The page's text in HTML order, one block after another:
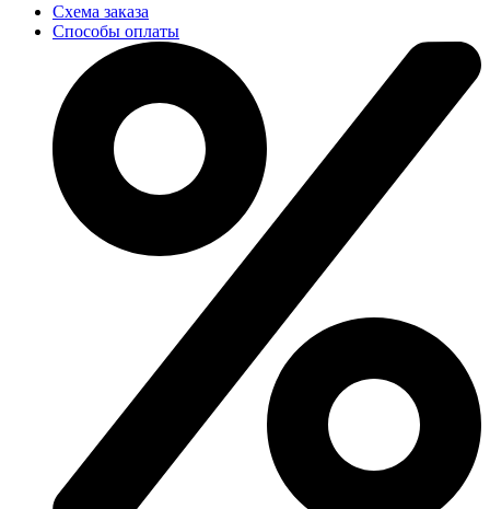
Схема заказа
Способы оплаты